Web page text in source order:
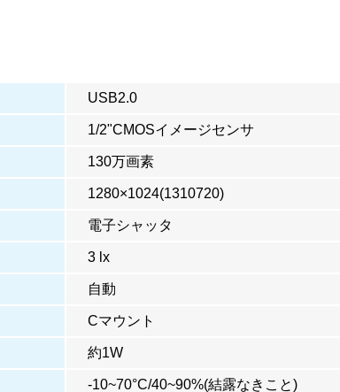
USB2.0
1/2"CMOSイメージセンサ
130万画素
1280×1024(1310720)
電子シャッタ
3 lx
自動
Cマウント
約1W
-10~70°C/40~90%(結露なきこと)